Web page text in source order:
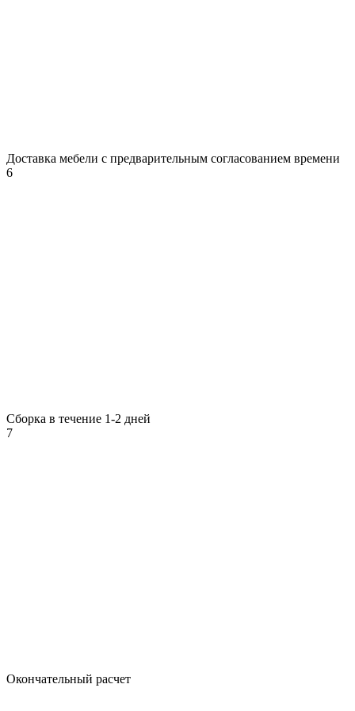
Доставка мебели с предварительным согласованием времени
6
Сборка в течение 1-2 дней
7
Окончательный расчет